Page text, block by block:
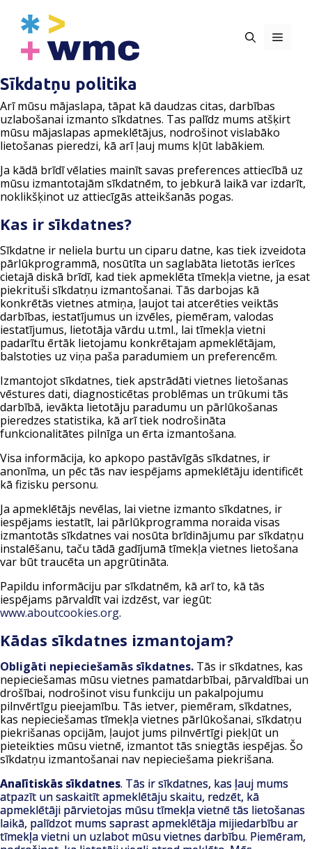
content
Menu
Sīkdatņu politika
Arī mūsu mājaslapa, tāpat kā daudzas citas, darbības
uzlabošanai izmanto sīkdatnes. Tas palīdz mums atšķirt
mūsu mājaslapas apmeklētājus, nodrošinot vislabāko
lietošanas pieredzi, kā arī ļauj mums kļūt labākiem.
Ja kādā brīdī vēlaties mainīt savas preferences attiecībā uz
mūsu izmantotajām sīkdatnēm, to jebkurā laikā var izdarīt,
noklikšķinot uz attiecīgās atteikšanās pogas.
Kas ir sīkdatnes?
Sīkdatne ir neliela burtu un ciparu datne, kas tiek izveidota
pārlūkprogrammā, nosūtīta un saglabāta lietotās ierīces
cietajā diskā brīdī, kad tiek apmeklēta tīmekļa vietne, ja esat
piekrituši sīkdatņu izmantošanai. Tās darbojas kā
konkrētās vietnes atmiņa, ļaujot tai atcerēties veiktās
darbības, iestatījumus un izvēles, piemēram, valodas
iestatījumus, lietotāja vārdu u.tml., lai tīmekļa vietni
padarītu ērtāk lietojamu konkrētajam apmeklētājam,
balstoties uz viņa paša paradumiem un preferencēm.
Izmantojot sīkdatnes, tiek apstrādāti vietnes lietošanas
vēstures dati, diagnosticētas problēmas un trūkumi tās
darbībā, ievākta lietotāju paradumu un pārlūkošanas
pieredzes statistika, kā arī tiek nodrošināta
funkcionalitātes pilnīga un ērta izmantošana.
Visa informācija, ko apkopo pastāvīgās sīkdatnes, ir
anonīma, un pēc tās nav iespējams apmeklētāju identificēt
kā fizisku personu.
Ja apmeklētājs nevēlas, lai vietne izmanto sīkdatnes, ir
iespējams iestatīt, lai pārlūkprogramma noraida visas
izmantotās sīkdatnes vai nosūta brīdinājumu par sīkdatņu
instalēšanu, taču tādā gadījumā tīmekļa vietnes lietošana
var būt traucēta un apgrūtināta.
Papildu informāciju par sīkdatnēm, kā arī to, kā tās
iespējams pārvaldīt vai izdzēst, var iegūt:
www.aboutcookies.org.
Kādas sīkdatnes izmantojam?
Obligāti nepieciešamās sīkdatnes. Tās ir sīkdatnes, kas
nepieciešamas mūsu vietnes pamatdarbībai, pārvaldībai un
drošībai, nodrošinot visu funkciju un pakalpojumu
pilnvērtīgu pieejamību. Tās ietver, piemēram, sīkdatnes,
kas nepieciešamas tīmekļa vietnes pārlūkošanai, sīkdatņu
piekrišanas opcijām, ļaujot jums pilnvērtīgi piekļūt un
pieteikties mūsu vietnē, izmantot tās sniegtās iespējas. Šo
sīkdatņu izmantošanai nav nepieciešama piekrišana.
Analītiskās sīkdatnes. Tās ir sīkdatnes, kas ļauj mums
atpazīt un saskaitīt apmeklētāju skaitu, redzēt, kā
apmeklētāji pārvietojas mūsu tīmekļa vietnē tās lietošanas
laikā, palīdzot mums saprast apmeklētāja mijiedarbību ar
tīmekļa vietni un uzlabot mūsu vietnes darbību. Piemēram,